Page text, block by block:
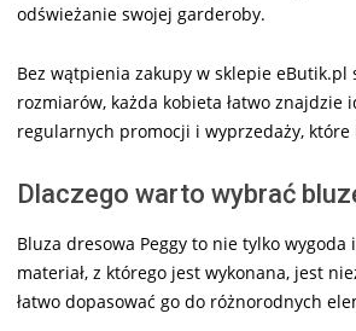
odświeżanie swojej garderoby.
Bez wątpienia zakupy w sklepie
rozmiarów, każda kobieta łatwo
regularnych promocji i wyprzedaży,
Dlaczego warto wybrać
Bluza dresowa Peggy to nie tylko
materiał, z którego jest wykonana, jest
łatwo dopasować go do różnorodnych